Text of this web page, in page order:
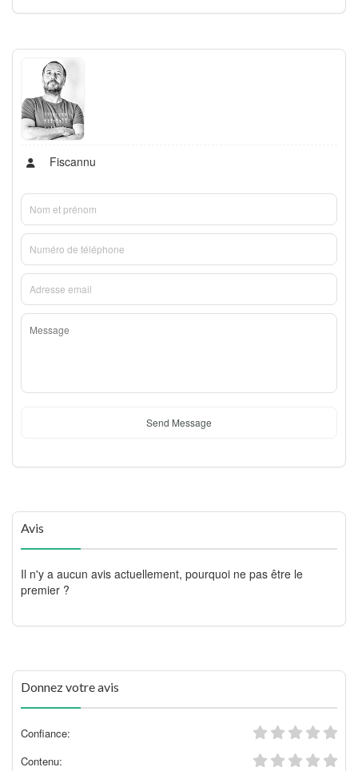
Fiscannu
Send Message
Avis
Il n'y a aucun avis actuellement, pourquoi ne pas être le
premier ?
Donnez votre avis
Confiance:
Contenu: